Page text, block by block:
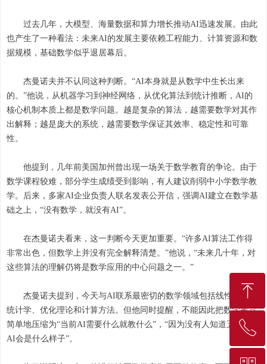
过去几年，大模型、海量数据和算力增长推动AI迅速发展。由此
也产生了一种看法：未来AI的发展主要依赖工程能力、计算资源和数
据规模，基础数学似乎退居幕后。
杰曼诺夫并不认同这种判断。“AI本身就是从数学中生长出来
的。”他说，从机器学习到神经网络，从优化算法到统计推断，AI的
核心机制本质上都是数学问题。越是复杂的算法，越需要数学对其作
出解释；越是庞大的系统，越需要数学保证其效率、稳定性和可靠
性。
他提到，几年前美国加州曾出现一场关于数学教育的争论。由于
数学课程较难，部分学生成绩受到影响，有人建议削弱中小学数学教
学。后来，多家AI企业负责人联名发表公开信，强调AI建立在数学基
础之上，“没有数学，就没有AI”。
在杰曼诺夫看来，这一判断今天更加重要。“许多AI算法工作得
非常出色，但数学上并没有完全解释清楚。”他说，“未来几十年，对
这些算法的理解仍将是数学应用的中心问题之一。”
杰曼诺夫提到，今天与AI联系最密切的数学领域包括线性代数、
统计学、优化理论和计算方法。但他同时提醒，不能因此把数学教育
简单地压缩为“当前AI需要什么就教什么”，“因为没有人知道五年后的
AI会是什么样子”。
ꁸ
回到顶部
ꂅ